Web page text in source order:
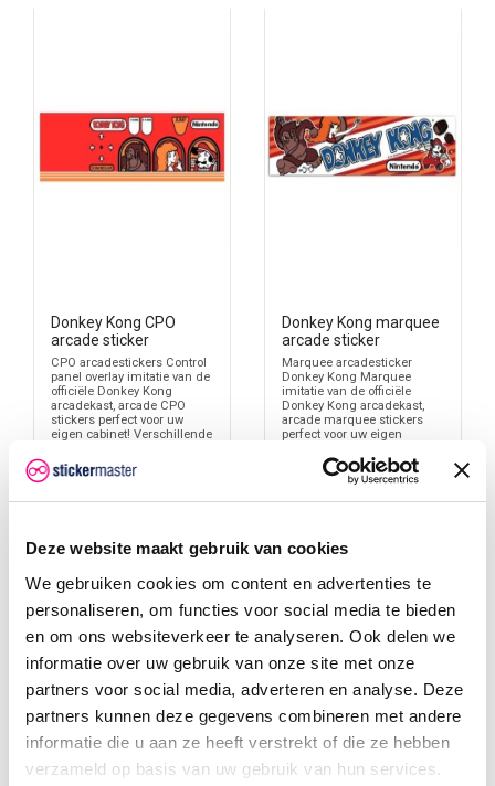
Deze website maakt gebruik van cookies
We gebruiken cookies om content en advertenties te
personaliseren, om functies voor social media te bieden
en om ons websiteverkeer te analyseren. Ook delen we
informatie over uw gebruik van onze site met onze
partners voor social media, adverteren en analyse. Deze
partners kunnen deze gegevens combineren met andere
informatie die u aan ze heeft verstrekt of die ze hebben
verzameld op basis van uw gebruik van hun services.
Donkey Kong CPO
arcade sticker
CPO arcadestickers Control
panel overlay imitatie van de
officiële Donkey Kong
arcadekast, arcade CPO
stickers perfect voor uw
eigen cabinet! Verschillende
colour geprint en volledig
uitgesneden. Deze arcade
kwaliteit
€ 18,95
Donkey Kong marquee
arcade sticker
Marquee arcadesticker
Donkey Kong Marquee
imitatie van de officiële
Donkey Kong arcadekast,
arcade marquee stickers
perfect voor uw eigen
afmetingen mogelijk. Full
colour geprint en volledig
stickers zijn van hoge
€ 18,95